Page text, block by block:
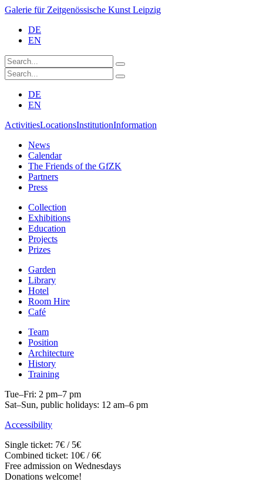
Galerie für Zeitgenössische Kunst Leipzig
DE
EN
DE
EN
ActivitiesLocationsInstitutionInformation
News
Calendar
The Friends of the GfZK
Partners
Press
Collection
Exhibitions
Education
Projects
Prizes
Garden
Library
Hotel
Room Hire
Café
Team
Position
Architecture
History
Training
Tue–Fri: 2 pm–7 pm
Sat–Sun, public holidays: 12 am–6 pm
Accessibility
Single ticket: 7€ / 5€
Combined ticket: 10€ / 6€
Free admission on Wednesdays
Donations welcome!